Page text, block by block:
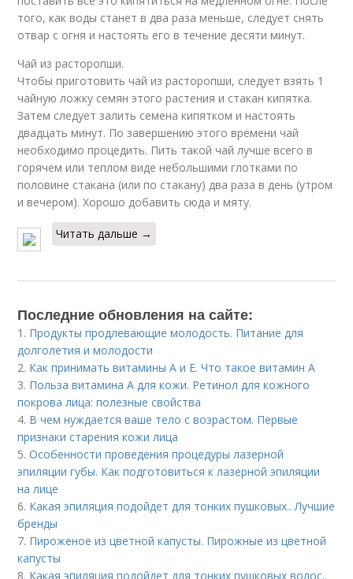
того, как воды станет в два раза меньше, следует снять
отвар с огня и настоять его в течение десяти минут.
Чай из расторопши.
Чтобы приготовить чай из расторопши, следует взять 1
чайную ложку семян этого растения и стакан кипятка.
Затем следует залить семена кипятком и настоять
двадцать минут. По завершению этого времени чай
необходимо процедить. Пить такой чай лучше всего в
горячем или теплом виде небольшими глотками по
половине стакана (или по стакану) два раза в день (утром
и вечером). Хорошо добавить сюда и мяту.
Читать дальше →
Последние обновления на сайте:
1. Продукты продлевающие молодость. Питание для
долголетия и молодости
2. Как принимать витамины А и Е. Что такое витамин А
3. Польза витамина А для кожи. Ретинол для кожного
покрова лица: полезные свойства
4. В чем нуждается ваше тело с возрастом. Первые
признаки старения кожи лица
5.Особенности проведения процедуры лазерной
эпиляции губы. Как подготовиться к лазерной эпиляции
на лице
6. Какая эпиляция подойдет для тонких пушковых.. Лучшие
бренды
7. Пироженое из цветной капусты. Пирожные из цветной
капусты
8. Какая эпиляция подойдет для тонких пушковых волос..